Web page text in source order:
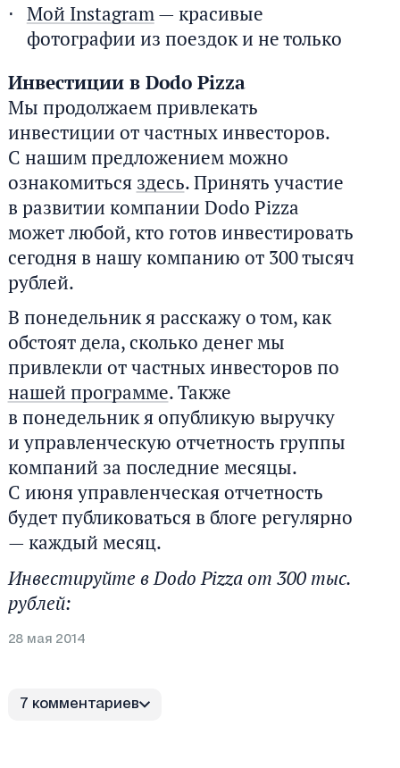
Мой Instagram— красивые
фотографии из поездок и не только
Инвестиции в Dodo Pizza
Мы продолжаем привлекать
инвестиции от частных инвесторов.
С нашим предложением можно
ознакомиться здесь. Принять участие
в развитии компании Dodo Pizza
может любой, кто готов инвестировать
сегодня в нашу компанию от 300 тысяч
рублей.
В понедельник я расскажу о том, как
обстоят дела, сколько денег мы
привлекли от частных инвесторов по
нашей программе. Также
в понедельник я опубликую выручку
и управленческую отчетность группы
компаний за последние месяцы.
С июня управленческая отчетность
будет публиковаться в блоге регулярно
— каждый месяц.
Инвестируйте в Dodo Pizza от 300 тыс.
рублей:
28 мая 2014
7 комментариев